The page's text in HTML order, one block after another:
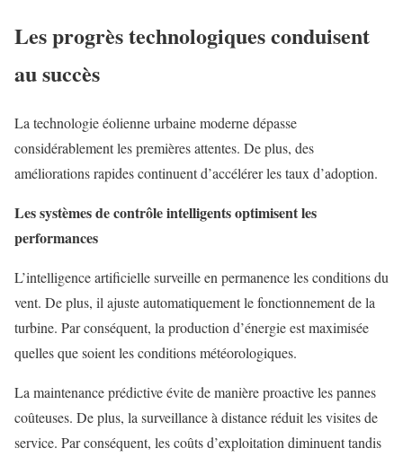
Les progrès technologiques conduisent
au succès
La technologie éolienne urbaine moderne dépasse
considérablement les premières attentes. De plus, des
améliorations rapides continuent d’accélérer les taux d’adoption.
Les systèmes de contrôle intelligents optimisent les
performances
L’intelligence artificielle surveille en permanence les conditions du
vent. De plus, il ajuste automatiquement le fonctionnement de la
turbine. Par conséquent, la production d’énergie est maximisée
quelles que soient les conditions météorologiques.
La maintenance prédictive évite de manière proactive les pannes
coûteuses. De plus, la surveillance à distance réduit les visites de
service. Par conséquent, les coûts d’exploitation diminuent tandis